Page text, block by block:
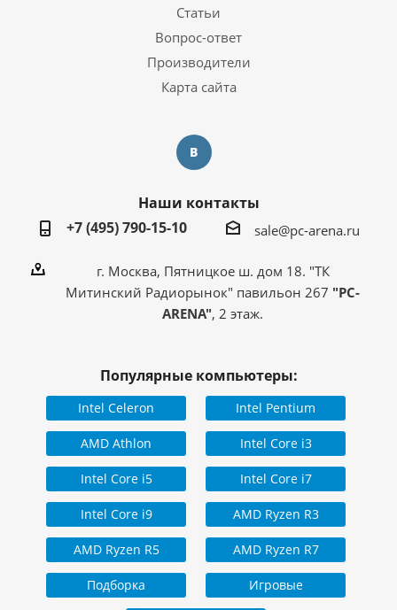
Статьи
Вопрос-ответ
Производители
Карта сайта
Наши контакты
+7 (495) 790-15-10
sale@pc-arena.ru
г. Москва, Пятницкое ш. дом 18. "ТК
Митинский Радиорынок" павильон 267 "PC-
ARENA", 2 этаж.
Популярные компьютеры:
Intel Celeron Intel Pentium
AMD Athlon Intel Core i3
Intel Core i5 Intel Core i7
Intel Core i9 AMD Ryzen R3
AMD Ryzen R5 AMD Ryzen R7
Подборка Игровые